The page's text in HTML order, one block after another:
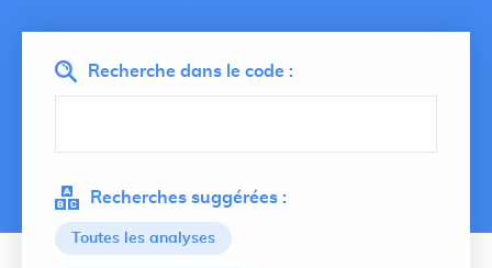
Recherche dans le code :
Recherches suggérées :
Toutes les analyses